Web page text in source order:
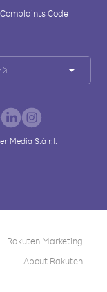
Code
Media S.à r.l.
Rakuten Marketing
About Rakuten